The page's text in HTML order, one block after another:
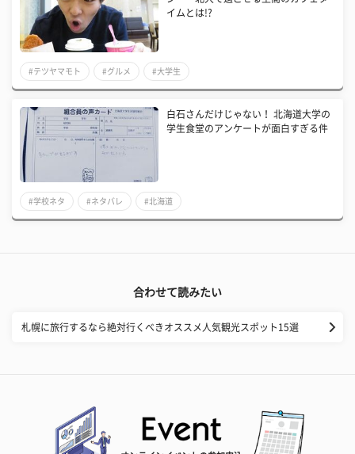
イムとは!?
#テツヤマモト #グルメ #大学生
白石さんだけじゃない！ 北海道大学の
学生食堂のアンケートが面白すぎる件
#学校ネタ #ネタバレ #北海道
合わせて読みたい
札幌に旅行するなら絶対行くべきオススメ人気観光スポット15選